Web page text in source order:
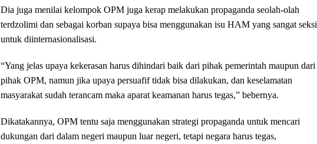
Dia juga menilai kelompok OPM juga kerap melakukan propaganda seolah-olah
terdzolimi dan sebagai korban supaya bisa menggunakan isu HAM yang sangat seksi
untuk diinternasionalisasi.
“Yang jelas upaya kekerasan harus dihindari baik dari pihak pemerintah maupun dari
pihak OPM, namun jika upaya persuafif tidak bisa dilakukan, dan keselamatan
masyarakat sudah terancam maka aparat keamanan harus tegas,” bebernya.
Dikatakannya, OPM tentu saja menggunakan strategi propaganda untuk mencari
dukungan dari dalam negeri maupun luar negeri, tetapi negara harus tegas,